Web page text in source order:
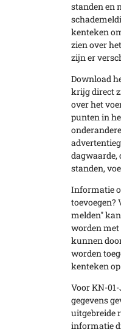
standen en
kenteken
zien over
zijn er
Download
krijg direct
over het
punten in
standen,
Informatie
toevoegen?
melden"
worden met
kunnen
worden
kenteken
Voor KN-
gegevens
uitgebreide
informatie